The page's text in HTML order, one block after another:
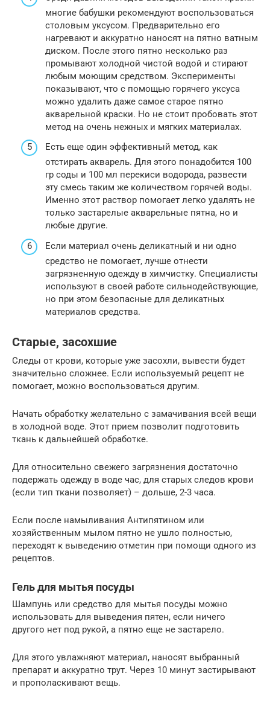
многие бабушки рекомендуют воспользоваться
столовым уксусом. Предварительно его
нагревают и аккуратно наносят на пятно ватным
диском. После этого пятно несколько раз
промывают холодной чистой водой и стирают
любым моющим средством. Эксперименты
показывают, что с помощью горячего уксуса
можно удалить даже самое старое пятно
акварельной краски. Но не стоит пробовать этот
метод на очень нежных и мягких материалах.
Есть еще один эффективный метод, как
отстирать акварель. Для этого понадобится 100
гр соды и 100 мл перекиси водорода, развести
эту смесь таким же количеством горячей воды.
Именно этот раствор помогает легко удалять не
только застарелые акварельные пятна, но и
любые другие.
Если материал очень деликатный и ни одно
средство не помогает, лучше отнести
загрязненную одежду в химчистку. Специалисты
используют в своей работе сильнодействующие,
но при этом безопасные для деликатных
материалов средства.
Старые, засохшие
Следы от крови, которые уже засохли, вывести будет
значительно сложнее. Если используемый рецепт не
помогает, можно воспользоваться другим.
Начать обработку желательно с замачивания всей вещи
в холодной воде. Этот прием позволит подготовить
ткань к дальнейшей обработке.
Для относительно свежего загрязнения достаточно
подержать одежду в воде час, для старых следов крови
(если тип ткани позволяет) – дольше, 2-3 часа.
Если после намыливания Антипятином или
хозяйственным мылом пятно не ушло полностью,
переходят к выведению отметин при помощи одного из
рецептов.
Гель для мытья посуды
Шампунь или средство для мытья посуды можно
использовать для выведения пятен, если ничего
другого нет под рукой, а пятно еще не застарело.
Для этого увлажняют материал, наносят выбранный
препарат и аккуратно трут. Через 10 минут застирывают
и прополаскивают вещь.